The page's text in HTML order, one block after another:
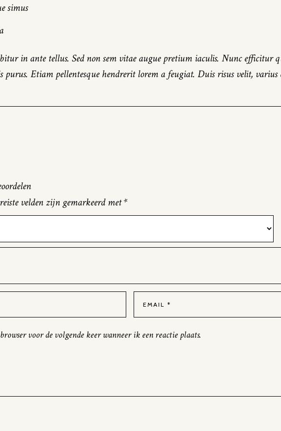
simus
in ante tellus. Sed non sem vitae augue pretium iaculis. Nunc efficitur
purus. Etiam pellentesque hendrerit lorem a feugiat. Duis risus velit,
velden zijn gemarkeerd met*
voor de volgende keer wanneer ik een reactie plaats.